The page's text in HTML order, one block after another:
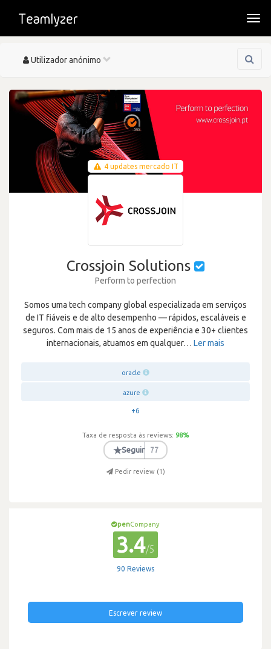
Toggle
Utilizador anónimo
4 updates mercado IT
Crossjoin Solutions
Perform to perfection
Somos uma tech company global especializada em serviços
de IT fiáveis e de alto desempenho — rápidos, escaláveis e
seguros. Com mais de 15 anos de experiência e 30+ clientes
internacionais, atuamos em qualquer… Ler mais
oracle
azure
+6
Taxa de resposta às reviews: 98%
★Seguir 77
Pedir review (1)
penCompany
3.4/5
90 Reviews
Escrever review